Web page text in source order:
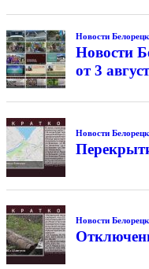
Новости
Новости
от 3
Новости
Новости